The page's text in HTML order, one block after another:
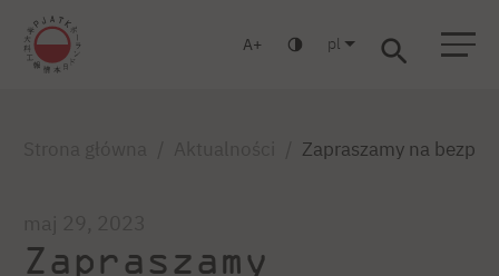
A pl
Zapraszamy na
Zapraszamy